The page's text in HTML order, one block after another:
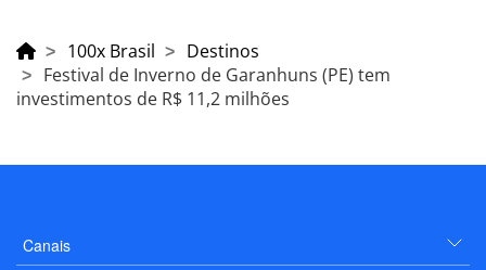
100x Brasil
Destinos
Festival de Inverno de Garanhuns (PE) tem
investimentos de R$ 11,2 milhões
Canais